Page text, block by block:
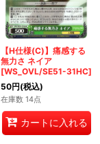
【H仕様(C)】痛感する
無力さ ネイア
[WS_OVL/SE51-31HC]
50円(税込)
在庫数 14点
カートに入れる